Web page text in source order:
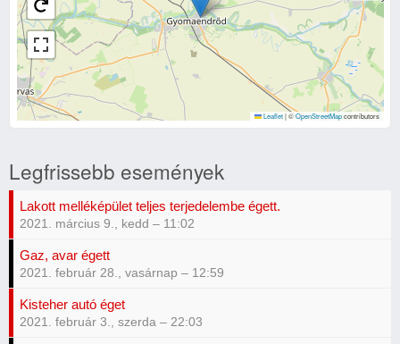
Leaflet |©OpenStreetMapcontributors
Legfrissebb események
Lakott melléképület teljes terjedelembe égett.
2021. március 9., kedd – 11:02
Gaz, avar égett
2021. február 28., vasárnap – 12:59
Kisteher autó éget
2021. február 3., szerda – 22:03